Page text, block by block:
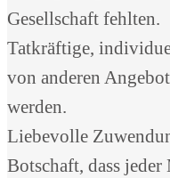
Gesellschaft fehlten.
Tatkräftige,
von anderen
werden.
Liebevolle
Botschaft, dass